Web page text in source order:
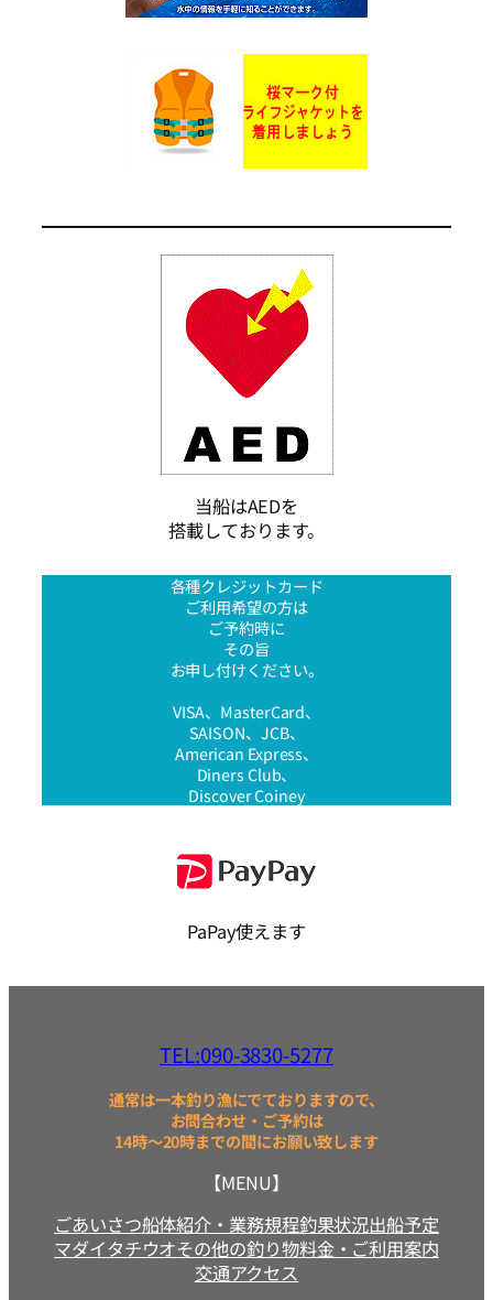
当船はAEDを
搭載しております。
各種クレジットカード
ご利用希望の方は
ご予約時に
その旨
お申し付けください。
VISA、MasterCard、
SAISON、JCB、
American Express、
Diners Club、
Discover Coiney
PaPay使えます
TEL:090-3830-5277
通常は一本釣り漁にでておりますので、
お問合わせ・ご予約は
14時～20時までの間にお願い致します
【MENU】
ごあいさつ船体紹介・業務規程釣果状況出船予定
マダイタチウオその他の釣り物料金・ご利用案内
交通アクセス